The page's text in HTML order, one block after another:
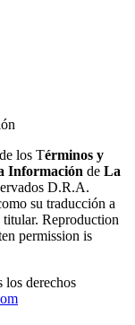
los Términos y
Información de La
D.R.A.
su traducción a
Reproduction
permission is
derechos